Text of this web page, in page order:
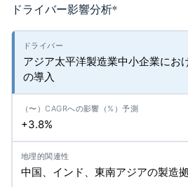
ドライバー影響分析*
アジア太平洋製造業中小企業にお
の導入
+3.8%
中国、インド、東南アジアの製造